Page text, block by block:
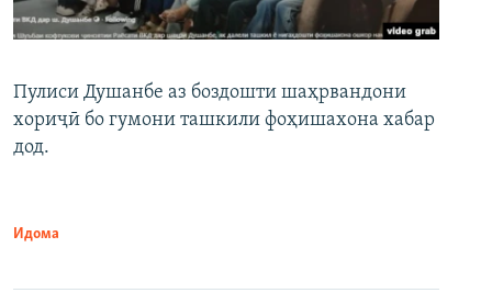
Пулиси Душанбе аз боздошти шаҳрвандони
хориҷӣ бо гумони ташкили фоҳишахона хабар
дод.
Идома